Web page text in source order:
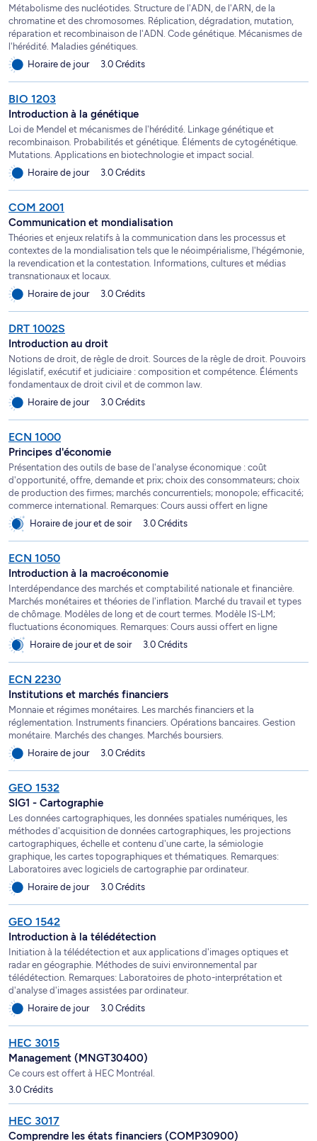
Métabolisme des nucléotides. Structure de l'ADN, de l'ARN, de la
chromatine et des chromosomes. Réplication, dégradation, mutation,
réparation et recombinaison de l'ADN. Code génétique. Mécanismes de
l'hérédité. Maladies génétiques.
Horaire de jour
3.0 Crédits
BIO 1203
Introduction à la génétique
Loi de Mendel et mécanismes de l'hérédité. Linkage génétique et
recombinaison. Probabilités et génétique. Éléments de cytogénétique.
Mutations. Applications en biotechnologie et impact social.
Horaire de jour
3.0 Crédits
COM 2001
Communication et mondialisation
Théories et enjeux relatifs à la communication dans les processus et
contextes de la mondialisation tels que le néoimpérialisme, l'hégémonie,
la revendication et la contestation. Informations, cultures et médias
transnationaux et locaux.
Horaire de jour
3.0 Crédits
DRT 1002S
Introduction au droit
Notions de droit, de règle de droit. Sources de la règle de droit. Pouvoirs
législatif, exécutif et judiciaire : composition et compétence. Éléments
fondamentaux de droit civil et de common law.
Horaire de jour
3.0 Crédits
ECN 1000
Principes d'économie
Présentation des outils de base de l'analyse économique : coût
d'opportunité, offre, demande et prix; choix des consommateurs; choix
de production des firmes; marchés concurrentiels; monopole; efficacité;
commerce international. Remarques: Cours aussi offert en ligne
Horaire de jour et de soir
3.0 Crédits
ECN 1050
Introduction à la macroéconomie
Interdépendance des marchés et comptabilité nationale et financière.
Marchés monétaires et théories de l'inflation. Marché du travail et types
de chômage. Modèles de long et de court termes. Modèle IS-LM;
fluctuations économiques. Remarques: Cours aussi offert en ligne
Horaire de jour et de soir
3.0 Crédits
ECN 2230
Institutions et marchés financiers
Monnaie et régimes monétaires. Les marchés financiers et la
réglementation. Instruments financiers. Opérations bancaires. Gestion
monétaire. Marchés des changes. Marchés boursiers.
Horaire de jour
3.0 Crédits
GEO 1532
SIG1 - Cartographie
Les données cartographiques, les données spatiales numériques, les
méthodes d'acquisition de données cartographiques, les projections
cartographiques, échelle et contenu d'une carte, la sémiologie
graphique, les cartes topographiques et thématiques. Remarques:
Laboratoires avec logiciels de cartographie par ordinateur.
Horaire de jour
3.0 Crédits
GEO 1542
Introduction à la télédétection
Initiation à la télédétection et aux applications d'images optiques et
radar en géographie. Méthodes de suivi environnemental par
télédétection. Remarques: Laboratoires de photo-interprétation et
d'analyse d'images assistées par ordinateur.
Horaire de jour
3.0 Crédits
HEC 3015
Management (MNGT30400)
Ce cours est offert à HEC Montréal.
3.0 Crédits
HEC 3017
Comprendre les états financiers (COMP30900)